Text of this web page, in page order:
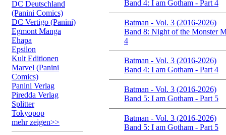
DC Deutschland
(Panini Comics)
DC Vertigo (Panini)
Egmont Manga
Ehapa
Epsilon
Kult Editionen
Marvel (Panini
Comics)
Panini Verlag
Piredda Verlag
Splitter
Tokyopop
mehr zeigen>>
Band 4: I am Gotham - Part 4
Batman - Vol. 3 (2016-2026)
Band 8: Night of the Monster
4
Batman - Vol. 3 (2016-2026)
Band 4: I am Gotham - Part 4
Batman - Vol. 3 (2016-2026)
Band 5: I am Gotham - Part 5
Batman - Vol. 3 (2016-2026)
Band 5: I am Gotham - Part 5